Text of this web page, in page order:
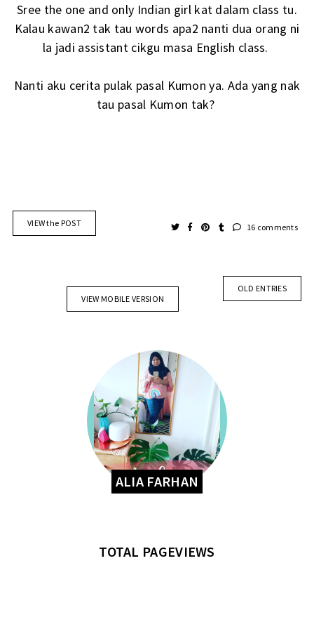
Sree the one and only Indian girl kat dalam class tu.
Kalau kawan2 tak tau words apa2 nanti dua orang ni
la jadi assistant cikgu masa English class.
Nanti aku cerita pulak pasal Kumon ya. Ada yang nak
tau pasal Kumon tak?
VIEW the POST 16 comments
OLD ENTRIES
VIEW MOBILE VERSION
ALIA FARHAN
TOTAL PAGEVIEWS